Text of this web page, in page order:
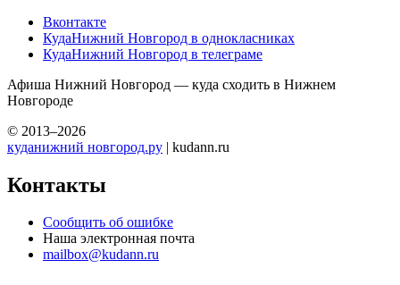
Вконтакте
КудаНижний Новгород в однокласниках
КудаНижний Новгород в телеграме
Афиша Нижний Новгород — куда сходить в Нижнем
Новгороде
© 2013–2026
куданижний новгород.ру | kudann.ru
Контакты
Сообщить об ошибке
Наша электронная почта
mailbox@kudann.ru